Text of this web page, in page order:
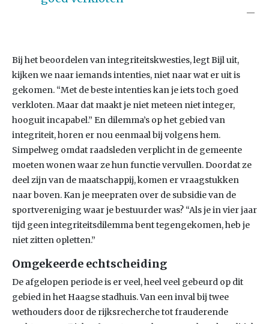
Bij het beoordelen van integriteitskwesties, legt Bijl uit,
kijken we naar iemands intenties, niet naar wat er uit is
gekomen. “Met de beste intenties kan je iets toch goed
verkloten. Maar dat maakt je niet meteen niet integer,
hooguit incapabel.” En dilemma’s op het gebied van
integriteit, horen er nou eenmaal bij volgens hem.
Simpelweg omdat raadsleden verplicht in de gemeente
moeten wonen waar ze hun functie vervullen. Doordat ze
deel zijn van de maatschappij, komen er vraagstukken
naar boven. Kan je meepraten over de subsidie van de
sportvereniging waar je bestuurder was? “Als je in vier jaar
tijd geen integriteitsdilemma bent tegengekomen, heb je
niet zitten opletten.”
Omgekeerde echtscheiding
De afgelopen periode is er veel, heel veel gebeurd op dit
gebied in het Haagse stadhuis. Van een inval bij twee
wethouders door de rijksrecherche tot frauderende